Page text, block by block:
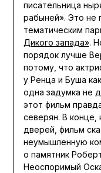
писательница
рабыней». Это не
тематическим
Дикого запада».
порядок лучше
потому, что
у Ренца и Буша
одна задумка не
этот фильм
северян. В конце,
дверей, фильм
неумышленную
о памятник
Неоспоримый